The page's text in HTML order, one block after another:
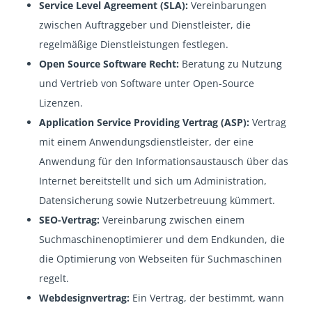
Service Level Agreement (SLA):Vereinbarungen
zwischen Auftraggeber und Dienstleister, die
regelmäßige Dienstleistungen festlegen.
Open Source Software Recht: Beratung zu Nutzung
und Vertrieb von Software unter Open-Source
Lizenzen.
Application Service Providing Vertrag (ASP):Vertrag
mit einem Anwendungsdienstleister, der eine
Anwendung für den Informationsaustausch über das
Internet bereitstellt und sich um Administration,
Datensicherung sowie Nutzerbetreuung kümmert.
SEO-Vertrag: Vereinbarung zwischen einem
Suchmaschinenoptimierer und dem Endkunden, die
die Optimierung von Webseiten für Suchmaschinen
regelt.
Webdesignvertrag: Ein Vertrag, der bestimmt, wann